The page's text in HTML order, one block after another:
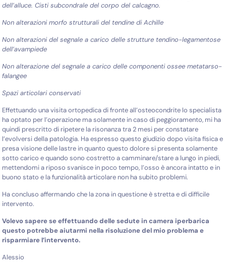
dell’alluce. Cisti subcondrale del corpo del calcagno.
Non alterazioni morfo strutturali del tendine di Achille
Non alterazioni del segnale a carico delle strutture tendino-legamentose
dell’avampiede
Non alterazione del segnale a carico delle componenti ossee metatarso-
falangee
Spazi articolari conservati
Effettuando una visita ortopedica di fronte all’osteocondrite lo specialista
ha optato per l’operazione ma solamente in caso di peggioramento, mi ha
quindi prescritto di ripetere la risonanza tra 2 mesi per constatare
l’evolversi della patologia. Ha espresso questo giudizio dopo visita fisica e
presa visione delle lastre in quanto questo dolore si presenta solamente
sotto carico e quando sono costretto a camminare/stare a lungo in piedi,
mettendomi a riposo svanisce in poco tempo, l’osso è ancora intatto e in
buono stato e la funzionalità articolare non ha subito problemi.
Ha concluso affermando che la zona in questione è stretta e di difficile
intervento.
Volevo sapere se effettuando delle sedute in camera iperbarica
questo potrebbe aiutarmi nella risoluzione del mio problema e
risparmiare l’intervento.
Alessio